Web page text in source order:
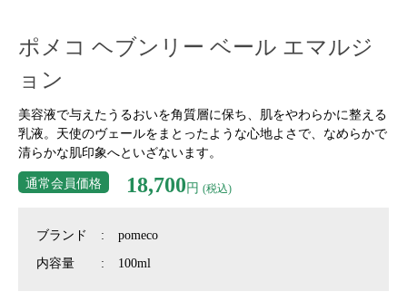
ポメコ ヘブンリー ベール エマルジ
ョン
美容液で与えたうるおいを角質層に保ち、肌をやわらかに整える
乳液。天使のヴェールをまとったような心地よさで、なめらかで
清らかな肌印象へといざないます。
通常会員価格 18,700 円 (税込)
ブランド pomeco
内容量 100ml